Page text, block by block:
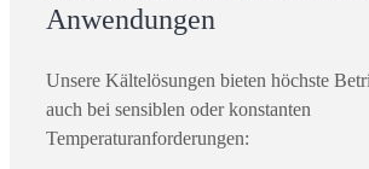
Anwendungen
Unsere Kältelösungen bieten höchste
auch bei sensiblen oder konstanten
Temperaturanforderungen: